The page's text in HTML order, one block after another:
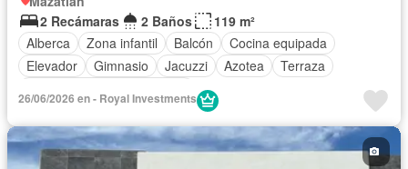
2 Recámaras
2 Baños
119 m²
Alberca
Zona infantil Balcón
Cocina equipada
Elevador
Gimnasio Jacuzzi Azotea
Terraza
26/06/2026 en - Royal Investments